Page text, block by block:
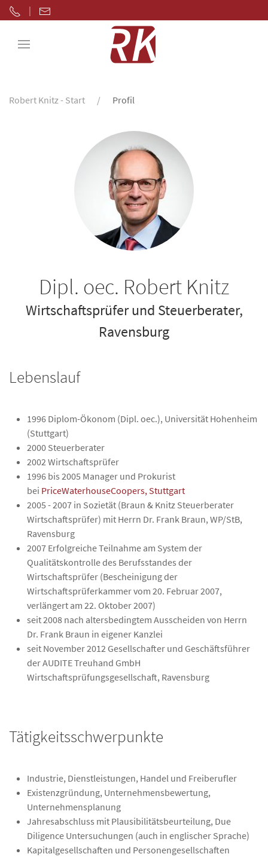
|
Robert Knitz - Start Profil
Dipl. oec. Robert Knitz
Wirtschaftsprüfer und Steuerberater,
Ravensburg
Lebenslauf
1996 Diplom-Ökonom (Dipl. oec.), Universität Hohenheim
(Stuttgart)
2000 Steuerberater
2002 Wirtschaftsprüfer
1996 bis 2005 Manager und Prokurist
bei PriceWaterhouseCoopers, Stuttgart
2005 - 2007 in Sozietät (Braun & Knitz Steuerberater
Wirtschaftsprüfer) mit Herrn Dr. Frank Braun, WP/StB,
Ravensburg
2007 Erfolgreiche Teilnahme am System der
Qualitätskontrolle des Berufsstandes der
Wirtschaftsprüfer (Bescheinigung der
Wirtschaftsprüferkammer vom 20. Februar 2007,
verlängert am 22. Oktober 2007)
seit 2008 nach altersbedingtem Ausscheiden von Herrn
Dr. Frank Braun in eigener Kanzlei
seit November 2012 Gesellschafter und Geschäftsführer
der AUDITE Treuhand GmbH
Wirtschaftsprüfungsgesellschaft, Ravensburg
Tätigkeitsschwerpunkte
Industrie, Dienstleistungen, Handel und Freiberufler
Existenzgründung, Unternehmensbewertung,
Unternehmensplanung
Jahresabschluss mit Plausibilitätsbeurteilung, Due
Diligence Untersuchungen (auch in englischer Sprache)
Kapitalgesellschaften und Personengesellschaften